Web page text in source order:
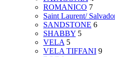
ROMANICO 7
Saint Laurent/
SANDSTONE 6
SHABBY 5
VELA 5
VELA TIFFANI 9